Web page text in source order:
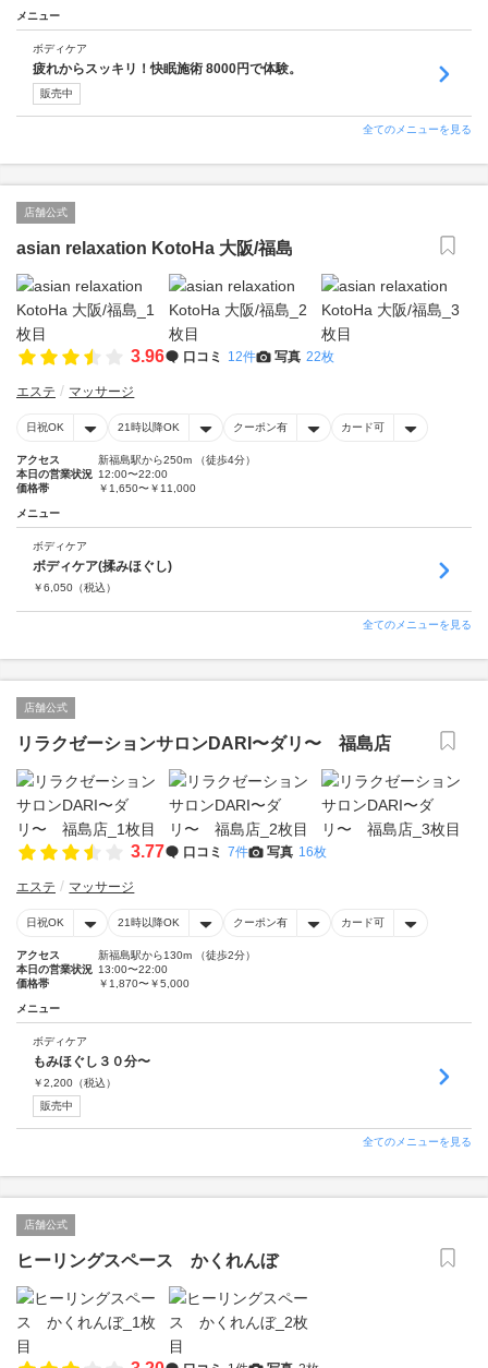
メニュー
ボディケア
疲れからスッキリ！快眠施術 8000円で体験。
販売中
全てのメニューを見る
店舗公式
asian relaxation KotoHa 大阪/福島
3.96 口コミ 12件 写真 22枚
エステ マッサージ
日祝OK 21時以降OK クーポン有 カード可
アクセス
新福島駅から250m （徒歩4分）
本日の営業状況 12:00〜22:00
価格帯
￥1,650〜￥11,000
メニュー
ボディケア
ボディケア(揉みほぐし)
￥6,050 （税込）
全てのメニューを見る
店舗公式
リラクゼーションサロンDARI〜ダリ〜 福島店
3.77 口コミ 7件 写真 16枚
エステ マッサージ
日祝OK 21時以降OK クーポン有 カード可
アクセス
新福島駅から130m （徒歩2分）
本日の営業状況 13:00〜22:00
価格帯
￥1,870〜￥5,000
メニュー
ボディケア
もみほぐし３０分〜
￥2,200 （税込）
販売中
全てのメニューを見る
店舗公式
ヒーリングスペース かくれんぼ